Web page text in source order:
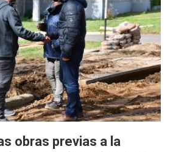
obras previas a la